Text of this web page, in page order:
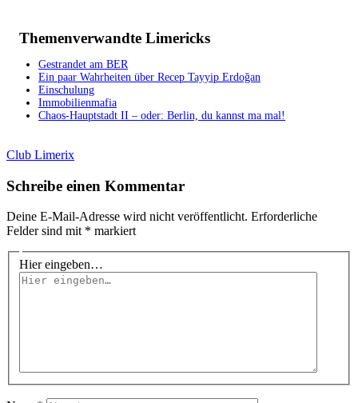
Themenverwandte Limericks
Gestrandet am BER
Ein paar Wahrheiten über Recep Tayyip Erdoğan
Einschulung
Immobilienmafia
Chaos-Hauptstadt II – oder: Berlin, du kannst ma mal!
Club Limerix
Schreibe einen Kommentar
Deine E-Mail-Adresse wird nicht veröffentlicht. Erforderliche
Felder sind mit * markiert
Hier eingeben…